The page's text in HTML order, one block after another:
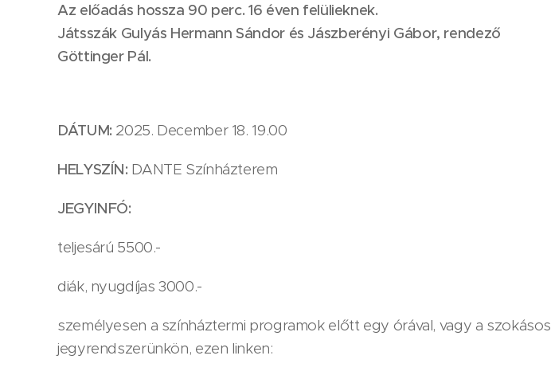
Az előadás hossza 90 perc. 16 éven felülieknek.
Játsszák Gulyás Hermann Sándor és Jászberényi Gábor, rendező
Göttinger Pál.
DÁTUM: 2025. December 18. 19.00
HELYSZÍN: DANTE Színházterem
JEGYINFÓ:
teljesárú 5500.-
diák, nyugdíjas 3000.-
személyesen a színháztermi programok előtt egy órával, vagy a szokásos
jegyrendszerünkön, ezen linken: